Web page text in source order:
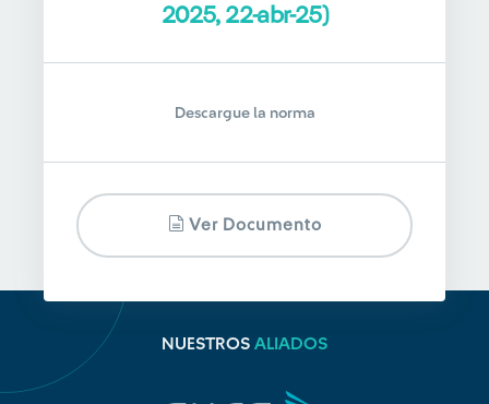
2025, 22-abr-25)
Descargue la norma
Ver Documento
NUESTROS ALIADOS